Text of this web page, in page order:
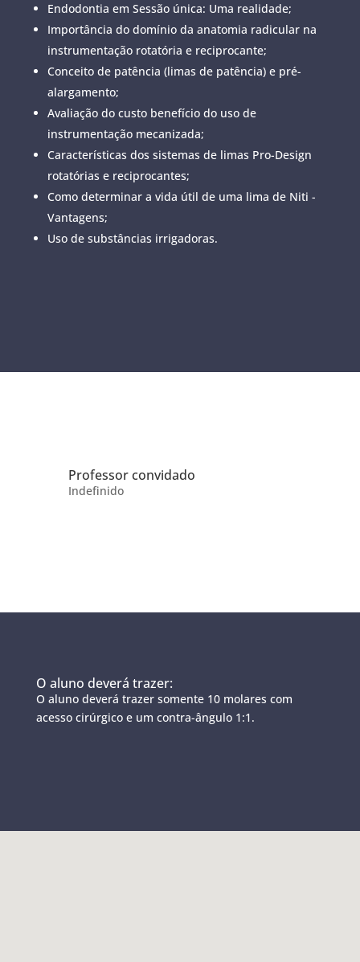
Endodontia em Sessão única: Uma realidade;
Importância do domínio da anatomia radicular na
instrumentação rotatória e reciprocante;
Conceito de patência (limas de patência) e pré-
alargamento;
Avaliação do custo benefício do uso de
instrumentação mecanizada;
Características dos sistemas de limas Pro-Design
rotatórias e reciprocantes;
Como determinar a vida útil de uma lima de Niti -
Vantagens;
Uso de substâncias irrigadoras.
Professor convidado
Indefinido
O aluno deverá trazer:
O aluno deverá trazer somente 10 molares com
acesso cirúrgico e um contra-ângulo 1:1.